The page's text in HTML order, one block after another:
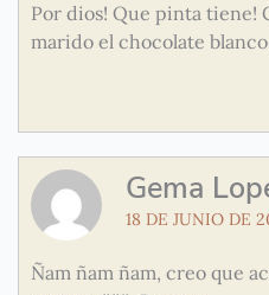
Por dios! Que pinta tiene!
marido el chocolate
Gema
18 DE JUNIO DE
Ñam ñam ñam, creo que